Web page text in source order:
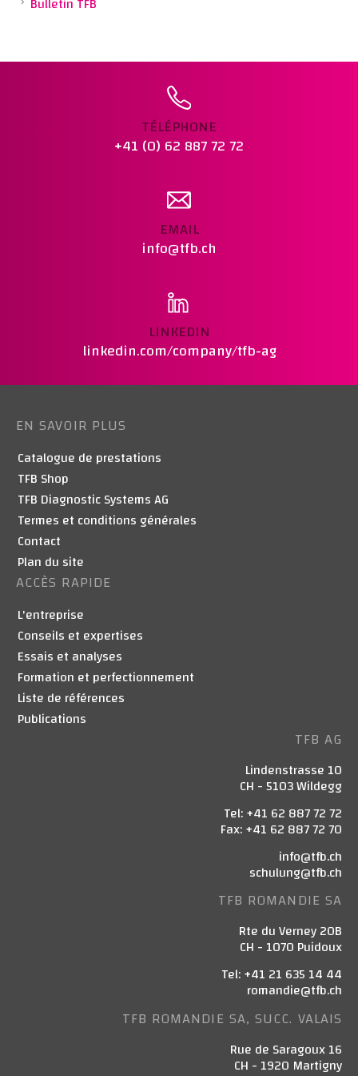
TÉLÉPHONE
+41 (0) 62 887 72 72
EMAIL
info@tfb.ch
LINKEDIN
linkedin.com/company/tfb-ag
EN SAVOIR PLUS
Catalogue de prestations
TFB Shop
TFB Diagnostic Systems AG
Termes et conditions générales
Contact
Plan du site
ACCÈS RAPIDE
L'entreprise
Conseils et expertises
Essais et analyses
Formation et perfectionnement
Liste de références
Publications
TFB AG
Lindenstrasse 10
CH - 5103 Wildegg
Tel: +41 62 887 72 72
Fax: +41 62 887 72 70
info@tfb.ch
schulung@tfb.ch
TFB ROMANDIE SA
Rte du Verney 20B
CH - 1070 Puidoux
Tel: +41 21 635 14 44
romandie@tfb.ch
TFB ROMANDIE SA, SUCC. VALAIS
Rue de Saragoux 16
CH - 1920 Martigny